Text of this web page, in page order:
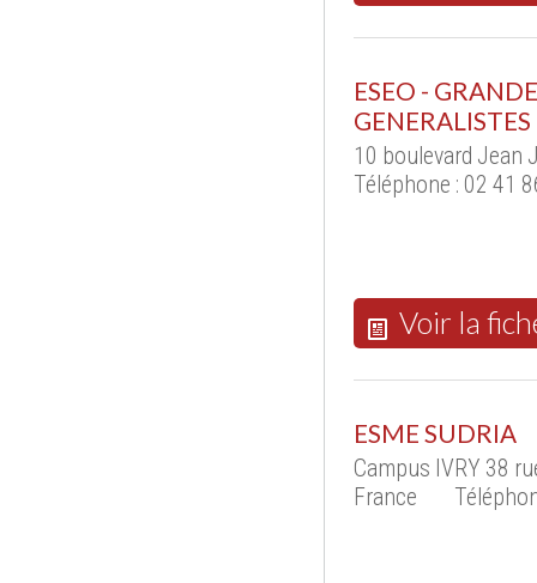
ESEO -
GENERALISTES
10 boulevard Jean
Téléphone : 02 41
Voir la
ESME SUDRIA
Campus IVRY 38
France